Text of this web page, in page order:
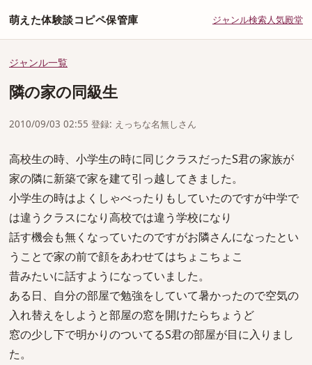
萌えた体験談コピペ保管庫 ジャンル検索人気殿堂
ジャンル一覧
隣の家の同級生
2010/09/03 02:55 登録: えっちな名無しさん
高校生の時、小学生の時に同じクラスだったS君の家族が
家の隣に新築で家を建て引っ越してきました。
小学生の時はよくしゃべったりもしていたのですが中学で
は違うクラスになり高校では違う学校になり
話す機会も無くなっていたのですがお隣さんになったとい
うことで家の前で顔をあわせてはちょこちょこ
昔みたいに話すようになっていました。
ある日、自分の部屋で勉強をしていて暑かったので空気の
入れ替えをしようと部屋の窓を開けたらちょうど
窓の少し下で明かりのついてるS君の部屋が目に入りまし
た。